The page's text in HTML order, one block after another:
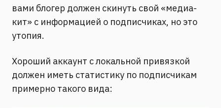
вами блогер должен скинуть свой «медиа-
кит» с информацией о подписчиках, но это
утопия.
Хороший аккаунт с локальной привязкой
должен иметь статистику по подписчикам
примерно такого вида: